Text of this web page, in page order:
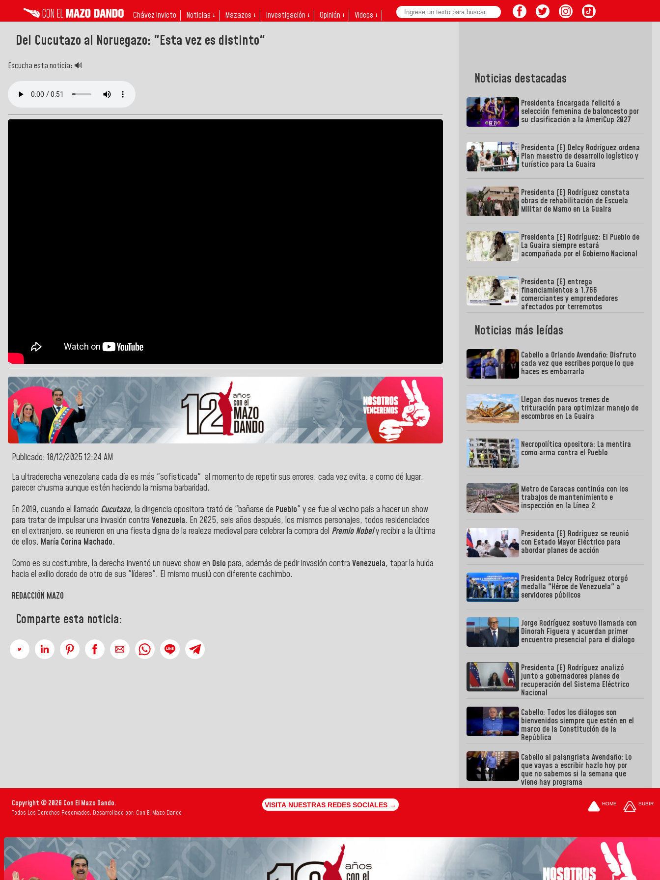
Chávez invicto Noticias ↓ Mazazos ↓ Investigación ↓ Opinión ↓ Videos ↓
Del Cucutazo al Noruegazo: "Esta vez es distinto"
Escucha esta noticia: 🔊
Publicado: 18/12/2025 12:24 AM
La ultraderecha venezolana cada día es más "sofisticada" al momento de repetir sus errores, cada vez evita, a como dé lugar,
parecer chusma aunque estén haciendo la misma barbaridad.
En 2019, cuando el llamado Cucutazo, la dirigencia opositora trató de "bañarse de Pueblo" y se fue al vecino país a hacer un show
para tratar de impulsar una invasión contra Venezuela. En 2025, seis años después, los mismos personajes, todos residenciados
en el extranjero, se reunieron en una fiesta digna de la realeza medieval para celebrar la compra del Premio Nobely recibir a la última
de ellos, María Corina Machado.
Como es su costumbre, la derecha inventó un nuevo show en Oslo para, además de pedir invasión contra Venezuela, tapar la huida
hacia el exilio dorado de otro de sus "líderes". El mismo musiú con diferente cachimbo.
REDACCIÓN MAZO
Comparte esta noticia:
Noticias destacadas
Presidenta Encargada felicitó a
selección femenina de baloncesto por
su clasificación a la AmeriCup 2027
Presidenta (E) Delcy Rodríguez ordena
Plan maestro de desarrollo logístico y
turístico para La Guaira
Presidenta (E) Rodríguez constata
obras de rehabilitación de Escuela
Militar de Mamo en La Guaira
Presidenta (E) Rodríguez: El Pueblo de
La Guaira siempre estará
acompañada por el Gobierno Nacional
Presidenta (E) entrega
financiamientos a 1.766
comerciantes y emprendedores
afectados por terremotos
Noticias más leídas
Cabello a Orlando Avendaño: Disfruto
cada vez que escribes porque lo que
haces es embarrarla
Llegan dos nuevos trenes de
trituración para optimizar manejo de
escombros en La Guaira
Necropolítica opositora: La mentira
como arma contra el Pueblo
Metro de Caracas continúa con los
trabajos de mantenimiento e
inspección en la Línea 2
Presidenta (E) Rodríguez se reunió
con Estado Mayor Eléctrico para
abordar planes de acción
Presidenta Delcy Rodríguez otorgó
medalla "Héroe de Venezuela" a
servidores públicos
Jorge Rodríguez sostuvo llamada con
Dinorah Figuera y acuerdan primer
encuentro presencial para el diálogo
Presidenta (E) Rodríguez analizó
junto a gobernadores planes de
recuperación del Sistema Eléctrico
Nacional
Cabello: Todos los diálogos son
bienvenidos siempre que estén en el
marco de la Constitución de la
República
Cabello al palangrista Avendaño: Lo
que vayas a escribir hazlo hoy por
que no sabemos si la semana que
viene hay programa
Copyright © 2026 Con El Mazo Dando.
Todos Los Derechos Reservados. Desarrollado por: Con El Mazo Dando
VISITA NUESTRAS REDES SOCIALES → HOME SUBIR